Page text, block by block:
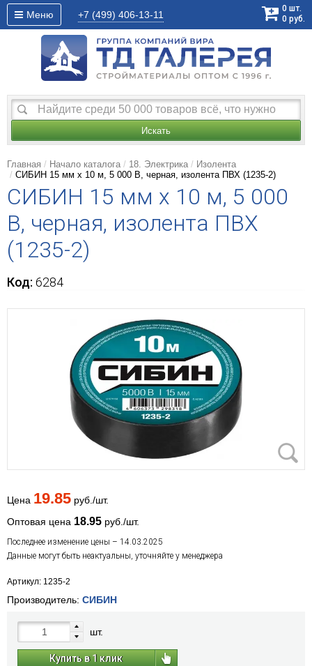
Меню +7 (499) 406-13-11
0 шт.
0 руб.
Искать
Главная Начало каталога 18. Электрика
Изолента
СИБИН 15 мм х 10 м, 5 000 В, черная, изолента ПВХ (1235-2)
СИБИН 15 мм х 10 м, 5 000
В, черная, изолента ПВХ
(1235-2)
Код: 6284
Цена 19.85 руб./шт.
Оптовая цена 18.95 руб./шт.
Последнее изменение цены – 14.03.2025
Данные могут быть неактуальны, уточняйте у менеджера
Артикул: 1235-2
Производитель: СИБИН
шт.
Купить в 1 клик